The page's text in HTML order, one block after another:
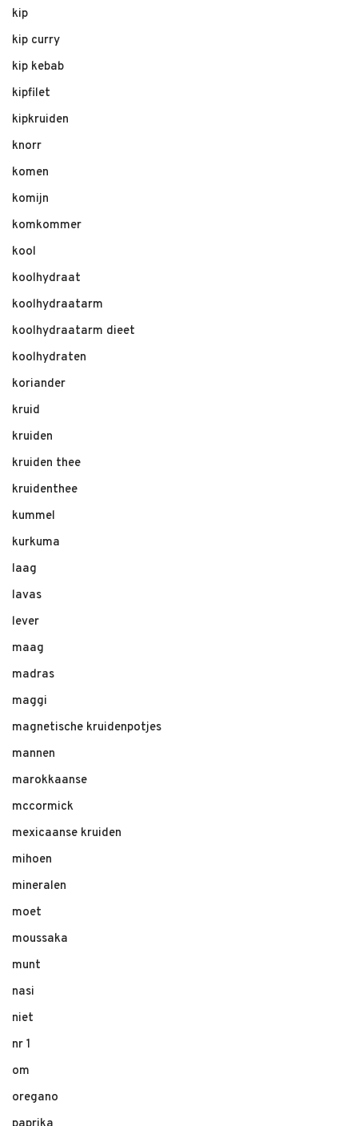
kip
kip curry
kip kebab
kipfilet
kipkruiden
knorr
komen
komijn
komkommer
kool
koolhydraat
koolhydraatarm
koolhydraatarm dieet
koolhydraten
koriander
kruid
kruiden
kruiden thee
kruidenthee
kummel
kurkuma
laag
lavas
lever
maag
madras
maggi
magnetische kruidenpotjes
mannen
marokkaanse
mccormick
mexicaanse kruiden
mihoen
mineralen
moet
moussaka
munt
nasi
niet
nr 1
om
oregano